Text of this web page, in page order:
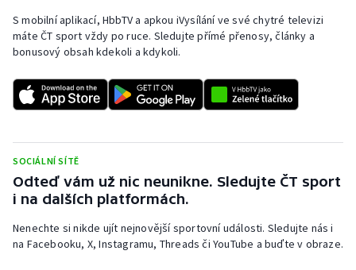
S mobilní aplikací, HbbTV a apkou iVysílání ve své chytré televizi
máte ČT sport vždy po ruce. Sledujte přímé přenosy, články a
bonusový obsah kdekoli a kdykoli.
SOCIÁLNÍ SÍTĚ
Odteď vám už nic neunikne. Sledujte ČT sport
i na dalších platformách.
Nenechte si nikde ujít nejnovější sportovní události. Sledujte nás i
na Facebooku, X, Instagramu, Threads či YouTube a buďte v obraze.